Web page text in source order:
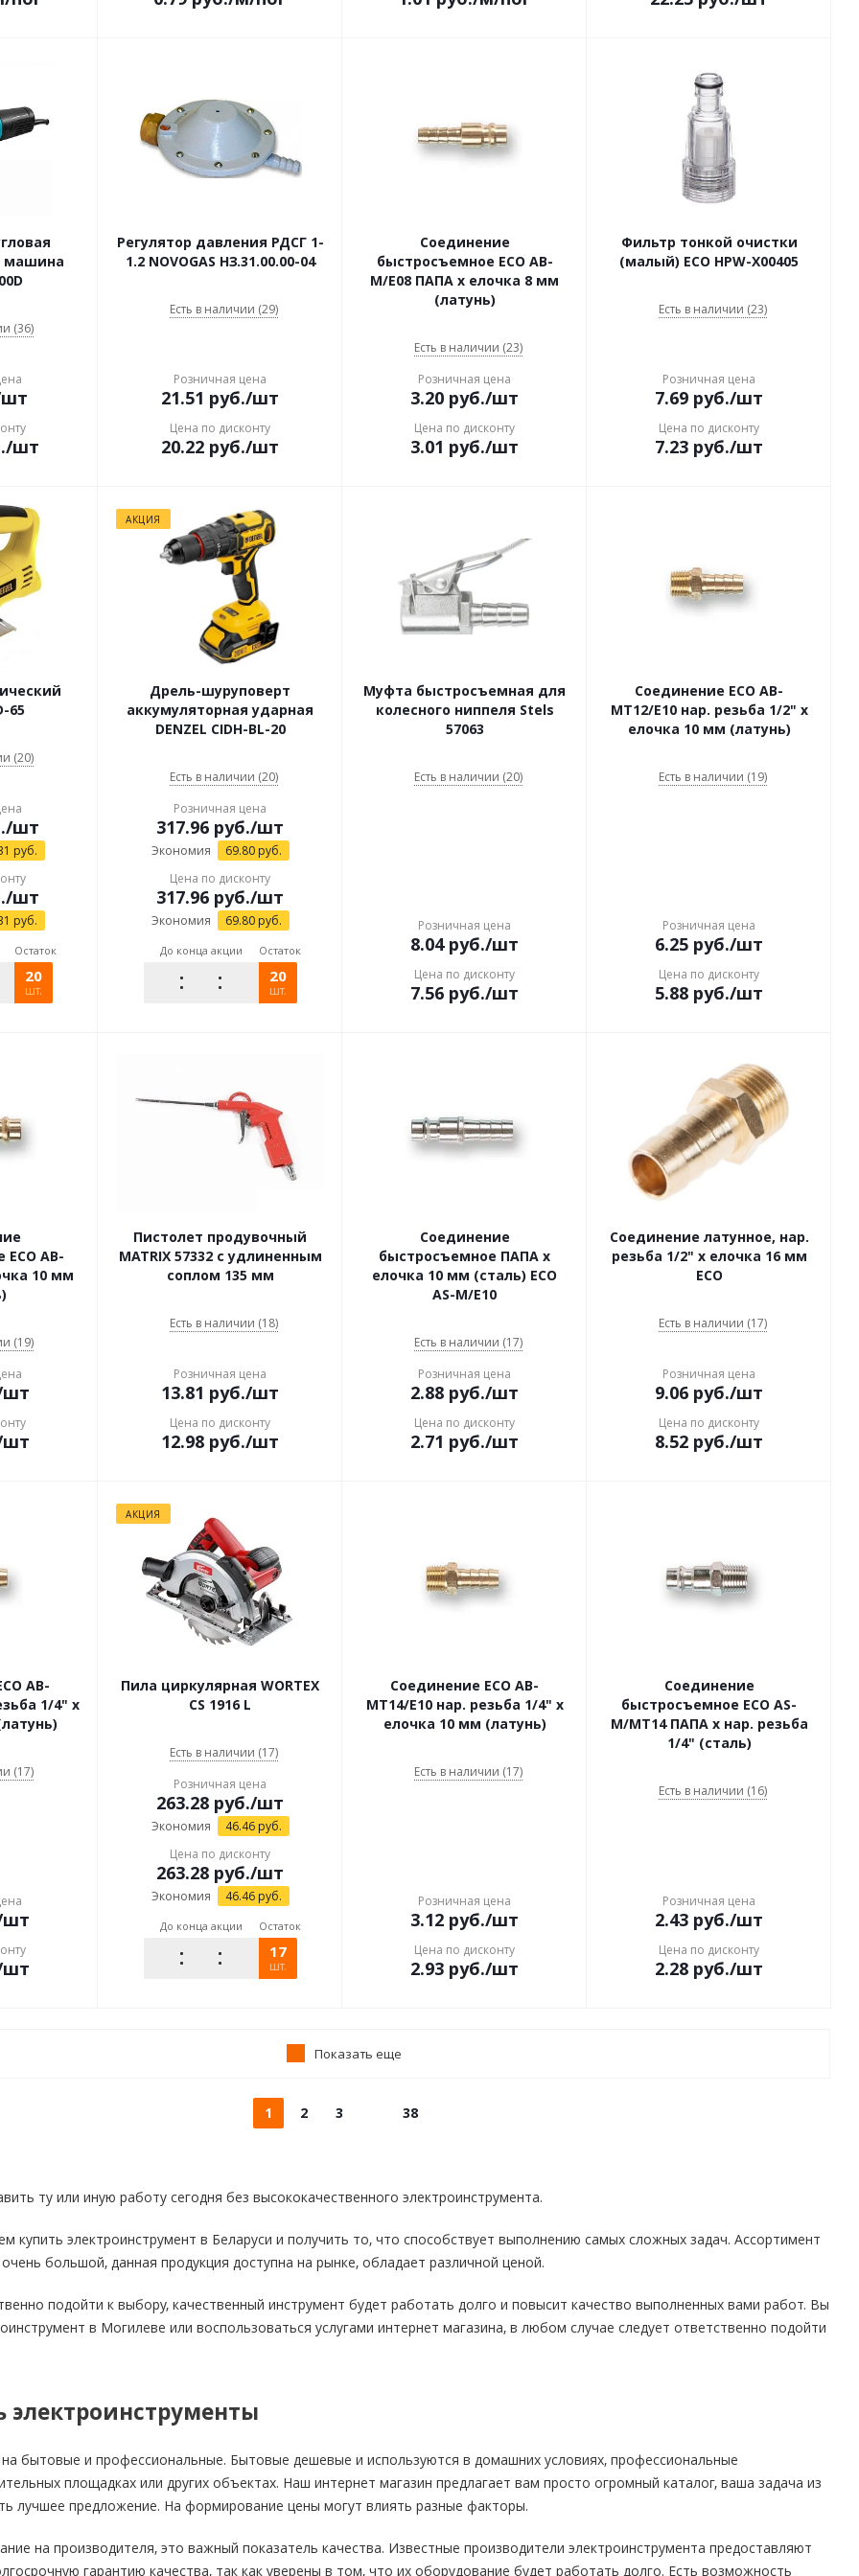
машина
(36)
/шт
Регулятор давления РДСГ 1-
1.2 NOVOGAS НЗ.31.00.00-04
Есть в наличии (29)
Розничная цена
21.51 руб./шт
Цена по дисконту
20.22 руб./шт
Соединение
быстросъемное ECO AB-
M/E08 ПАПА х елочка 8 мм
(латунь)
Есть в наличии (23)
Розничная цена
3.20 руб./шт
Цена по дисконту
3.01 руб./шт
Фильтр тонкой очистки
(малый) ECO HPW-X00405
Есть в наличии (23)
Розничная цена
7.69 руб./шт
Цена по дисконту
7.23 руб./шт
65
(20)
/шт
руб.
/шт
руб.
Остаток
20
шт.
АКЦИЯ
Дрель-шуруповерт
аккумуляторная ударная
DENZEL CIDH-BL-20
Есть в наличии (20)
Розничная цена
317.96 руб./шт
Экономия 69.80руб.
Цена по дисконту
317.96 руб./шт
Экономия 69.80руб.
До конца акции Остаток
20
шт.
Муфта быстросъемная для
колесного ниппеля Stels
57063
Есть в наличии (20)
Розничная цена
8.04руб./шт
Цена по дисконту
7.56 руб./шт
Соединение ECO AB-
MT12/E10 нар. резьба 1/2" х
елочка 10 мм (латунь)
Есть в наличии (19)
Розничная цена
6.25 руб./шт
Цена по дисконту
5.88 руб./шт
AB-
10 мм
(19)
Пистолет продувочный
MATRIX 57332 с удлиненным
соплом 135 мм
Есть в наличии (18)
Розничная цена
13.81 руб./шт
Цена по дисконту
12.98 руб./шт
Соединение
быстросъемное ПАПА х
елочка 10 мм (сталь) ECO
AS-M/E10
Есть в наличии (17)
Розничная цена
2.88 руб./шт
Цена по дисконту
2.71 руб./шт
Соединение латунное, нар.
резьба 1/2" x елочка 16 мм
ECO
Есть в наличии (17)
Розничная цена
9.06 руб./шт
Цена по дисконту
8.52 руб./шт
AB-
1/4" х
(17)
АКЦИЯ
Пила циркулярная WORTEX
CS 1916 L
Есть в наличии (17)
Розничная цена
263.28 руб./шт
Экономия 46.46руб.
Цена по дисконту
263.28 руб./шт
Экономия 46.46руб.
До конца акции Остаток
17
шт.
Соединение ECO AB-
MT14/E10 нар. резьба 1/4" х
елочка 10 мм (латунь)
Есть в наличии (17)
Розничная цена
3.12 руб./шт
Цена по дисконту
2.93 руб./шт
Соединение
быстросъемное ECO AS-
M/MT14 ПАПА х нар. резьба
1/4" (сталь)
Есть в наличии (16)
Розничная цена
2.43 руб./шт
Цена по дисконту
2.28 руб./шт
Показать еще
1 2 3 38
ту или иную работу сегодня без высококачественного электроинструмента.
купить электроинструмент в Беларуси и получить то, что способствует выполнению самых сложных задач. Ассортимент
большой, данная продукция доступна на рынке, обладает различной ценой.
подойти к выбору, качественный инструмент будет работать долго и повысит качество выполненных вами работ. Вы
в Могилеве или воспользоваться услугами интернет магазина, в любом случае следует ответственно подойти
электроинструменты
бытовые и профессиональные. Бытовые дешевые и используются в домашних условиях, профессиональные
площадках или других объектах. Наш интернет магазин предлагает вам просто огромный каталог, ваша задача из
лучшее предложение. На формирование цены могут влиять разные факторы.
на производителя, это важный показатель качества. Известные производители электроинструмента предоставляют
гарантию качества, так как уверены в том, что их оборудование будет работать долго. Есть возможность